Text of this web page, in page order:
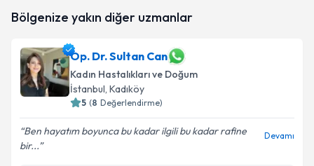
oluşturun. Size bu uzmandan randevu almanız için bir
E-posta Adresiniz
Kişisel verilerimin işlenmesine ilişkinAydınlatma
Bölgenize yakın diğer uzmanlar
Op. Dr. Sultan Can
Kadın Hastalıkları ve Doğum
İstanbul, Kadıköy
5 (8 Değerlendirme)
Ben hayatım boyunca bu kadar ilgili bu kadar rafine
bir...
Devamı